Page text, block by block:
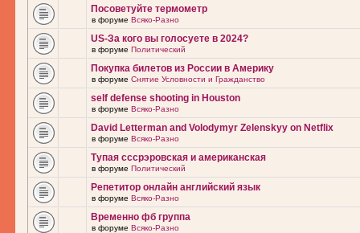
Посоветуйте термометр
в форуме Всяко-Разно
US-За кого вы голосуете в 2024?
в форуме Политический
Покупка билетов из России в Америку
в форуме Снятие Условности и Гражданство
self defense shooting in Houston
в форуме Всяко-Разно
David Letterman and Volodymyr Zelenskyy on Netflix
в форуме Всяко-Разно
Тупая сссрэровская и американская
в форуме Политический
Репетитор онлайн английский язык
в форуме Всяко-Разно
Временно фб группа
в форуме Всяко-Разно